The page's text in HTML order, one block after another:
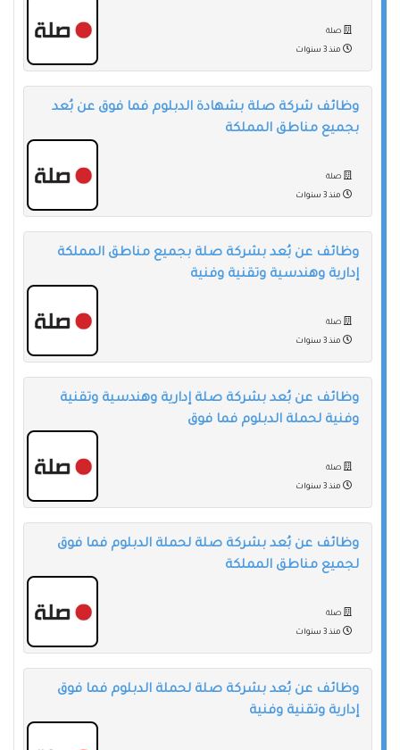
صلة
منذ 3 سنوات
وظائف شركة صلة بشهادة الدبلوم فما فوق عن بُعد
بجميع مناطق المملكة
صلة
منذ 3 سنوات
وظائف عن بُعد بشركة صلة بجميع مناطق المملكة
إدارية وهندسية وتقنية وفنية
صلة
منذ 3 سنوات
وظائف عن بُعد بشركة صلة إدارية وهندسية وتقنية
وفنية لحملة الدبلوم فما فوق
صلة
منذ 3 سنوات
وظائف عن بُعد بشركة صلة لحملة الدبلوم فما فوق
لجميع مناطق المملكة
صلة
منذ 3 سنوات
وظائف عن بُعد بشركة صلة لحملة الدبلوم فما فوق
إدارية وتقنية وفنية